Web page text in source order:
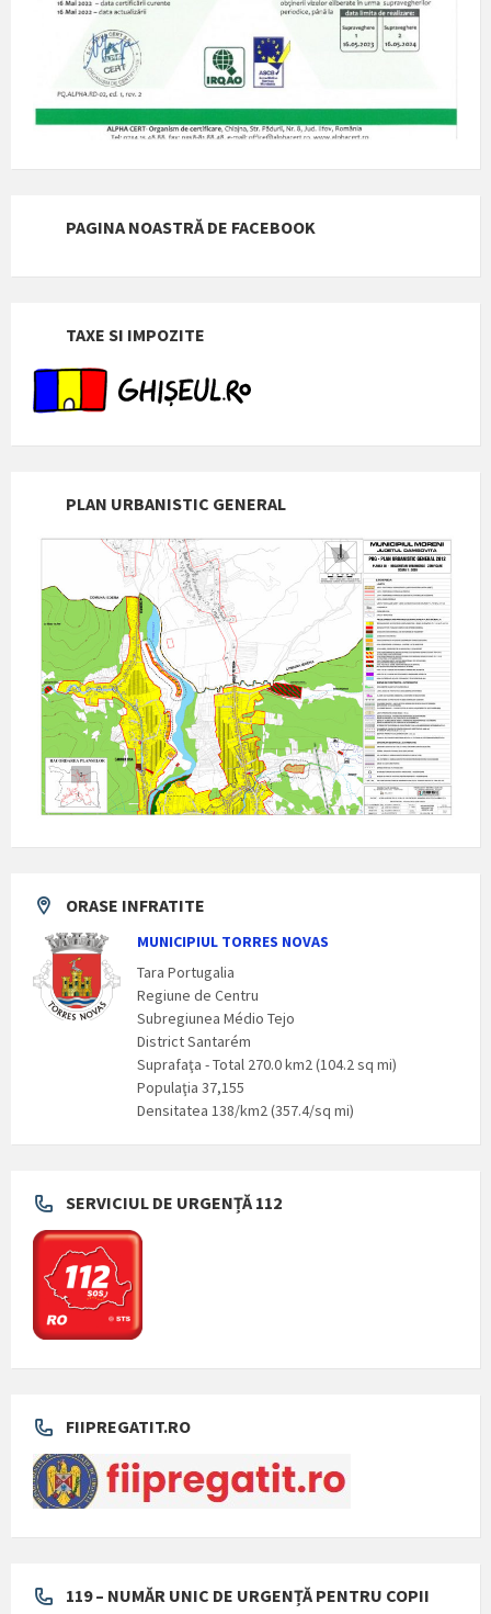
PAGINA NOASTRĂ DE FACEBOOK
TAXE SI IMPOZITE
PLAN URBANISTIC GENERAL
ORASE INFRATITE
MUNICIPIUL TORRES NOVAS
Tara Portugalia
Regiune de Centru
Subregiunea Médio Tejo
District Santarém
Suprafaţa - Total 270.0 km2 (104.2 sq mi)
Populaţia 37,155
Densitatea 138/km2 (357.4/sq mi)
SERVICIUL DE URGENȚĂ 112
FIIPREGATIT.RO
119 – NUMĂR UNIC DE URGENȚĂ PENTRU COPII